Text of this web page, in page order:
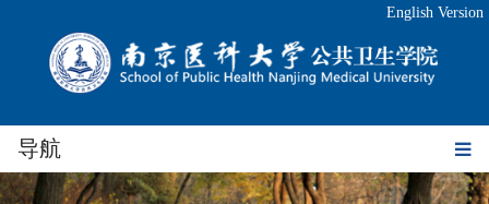
English Version
导航